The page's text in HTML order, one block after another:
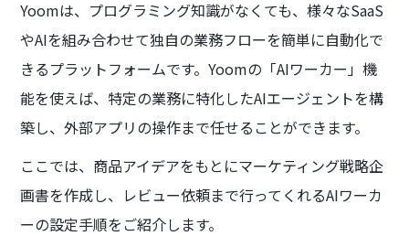
Yoomは、プログラミング知識がなくても、様々なSaaS
やAIを組み合わせて独自の業務フローを簡単に自動化で
きるプラットフォームです。Yoomの「AIワーカー」機
能を使えば、特定の業務に特化したAIエージェントを構
築し、外部アプリの操作まで任せることができます。
ここでは、商品アイデアをもとにマーケティング戦略企
画書を作成し、レビュー依頼まで行ってくれるAIワーカ
ーの設定手順をご紹介します。